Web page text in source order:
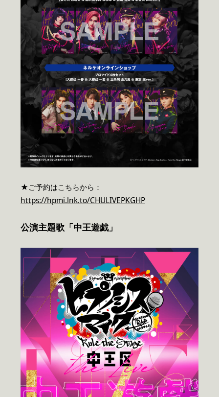
★ご予約はこちらから：
https://hpmi.lnk.to/CHULIVEPKGHP
公演主題歌 「中王遊戯」